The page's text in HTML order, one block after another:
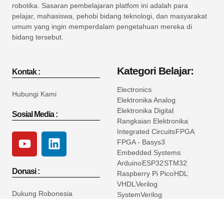
robotika. Sasaran pembelajaran platfom ini adalah para
pelajar, mahasiswa, pehobi bidang teknologi, dan masyarakat
umum yang ingin memperdalam pengetahuan mereka di
bidang tersebut.
Kontak :
Hubungi Kami
Sosial Media :
Donasi :
Dukung Robonesia
Kategori Belajar:
Electronics
Elektronika Analog
Elektronika Digital
Rangkaian Elektronika
Integrated CircuitsFPGA
FPGA - Basys3
Embedded Systems
ArduinoESP32STM32
Raspberry Pi PicoHDL
VHDL Verilog
SystemVerilog